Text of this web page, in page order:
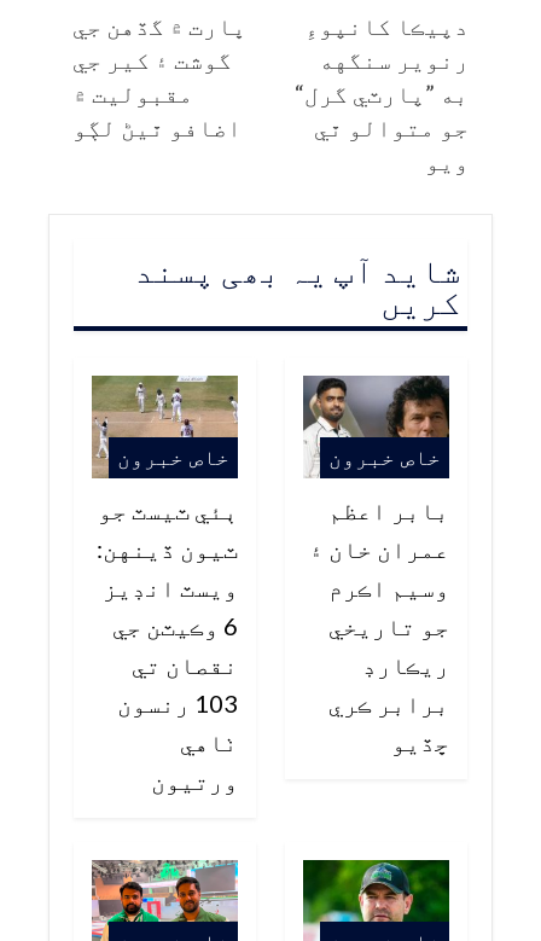
دپيڪا کانپوءِ
رنوير سنگهه
به ”پارٽي گرل“
جو متوالو ٿي
ويو
ڀارت ۾ گڏهن جي
گوشت ۽ کير جي
مقبوليت ۾
اضافو ٿيڻ لڳو
شاید آپ یہ بھی پسند
کریں
خاص خبرون
بابر اعظم
عمران خان ۽
وسيم اڪرم
جو تاريخي
ريڪارڊ
برابر ڪري
ڇڏيو
خاص خبرون
ٻئي ٽيسٽ جو
ٽيون ڏينهن:
ويسٽ انڊيز
6 وڪيٽن جي
نقصان تي
103 رنسون
ٺاهي
ورتيون